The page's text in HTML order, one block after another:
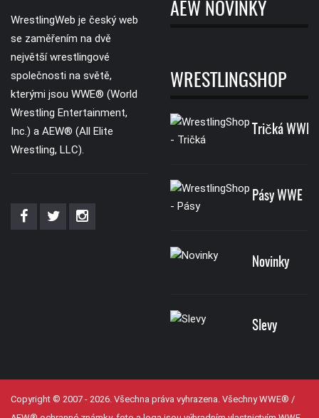
WrestlingWeb je český web
se zaměřením na dvě
největší wrestlingové
společnosti na světě,
kterými jsou WWE® (World
Wrestling Entertainment,
Inc.) a AEW® (All Elite
Wrestling, LLC).
AEW NOVINKY
WRESTLINGSHOP
Tričká WWE
Pásy WWE
Novinky
Slevy
Copyright © 2007 - 2026. Všechna práva vyhrazena. Všechny WWE® /